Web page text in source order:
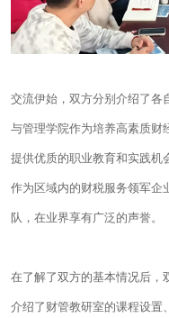
交流伊始，双方分别介绍了各
与管理学院作为培养高素质财
提供优质的职业教育和实践机
作为区域内的财税服务领军企
队，在业界享有广泛的声誉。
在了解了双方的基本情况后，
介绍了财管教研室的课程设置